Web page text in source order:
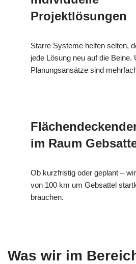
Projektlösungen
Starre Systeme helfen selten,
jede Lösung neu auf die Beine.
Planungsansätze sind
im Raum
Ob kurzfristig oder geplant –
von 100 km um Gebsattel
brauchen.
Was wir im